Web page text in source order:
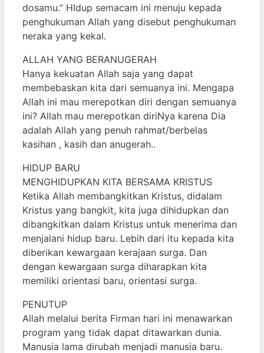
dosamu.” HIdup semacam ini menuju kepada
penghukuman Allah yang disebut penghukuman
neraka yang kekal.
ALLAH YANG BERANUGERAH
Hanya kekuatan Allah saja yang dapat
membebaskan kita dari semuanya ini. Mengapa
Allah ini mau merepotkan diri dengan semuanya
ini? Allah mau merepotkan diriNya karena Dia
adalah Allah yang penuh rahmat/berbelas
kasihan , kasih dan anugerah..
HIDUP BARU
MENGHIDUPKAN KITA BERSAMA KRISTUS
Ketika Allah membangkitkan Kristus, didalam
Kristus yang bangkit, kita juga dihidupkan dan
dibangkitkan dalam Kristus untuk menerima dan
menjalani hidup baru. Lebih dari itu kepada kita
diberikan kewargaan kerajaan surga. Dan
dengan kewargaan surga diharapkan kita
memiliki orientasi baru, orientasi surga.
PENUTUP
Allah melalui berita Firman hari ini menawarkan
program yang tidak dapat ditawarkan dunia.
Manusia lama dirubah menjadi manusia baru.